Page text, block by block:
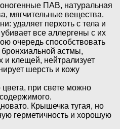
ПАВ, натуральная
мягчительные вещества.
удаляет перхоть с тела и
все аллергены с их
очередь способствовать
астмы,
и клещей, нейтрализует
шерсть и кожу
при свете можно
Крышечка тугая, но
герметичность и хорошую